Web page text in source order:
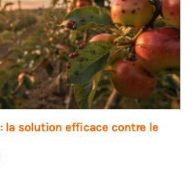
la solution efficace contre le